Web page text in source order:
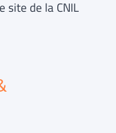
site de la CNIL